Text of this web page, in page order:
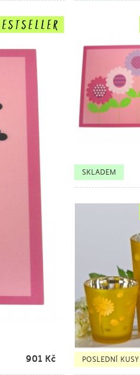
901 Kč
SKLADEM
POSLEDNÍ KUSY